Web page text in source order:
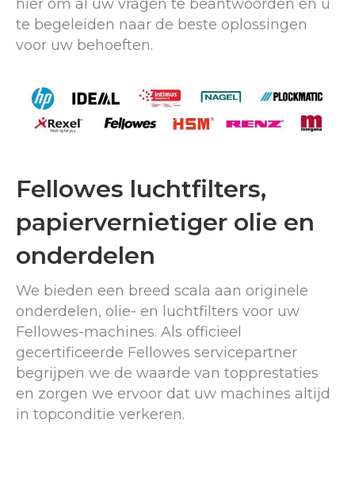
hier om al uw vragen te beantwoorden en u
te begeleiden naar de beste oplossingen
voor uw behoeften.
Fellowes luchtfilters,
papiervernietiger olie en
onderdelen
We bieden een breed scala aan originele
onderdelen, olie- en luchtfilters voor uw
Fellowes-machines. Als officieel
gecertificeerde Fellowes servicepartner
begrijpen we de waarde van topprestaties
en zorgen we ervoor dat uw machines altijd
in topconditie verkeren.